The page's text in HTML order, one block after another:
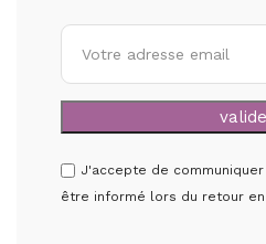
J'accepte de
être informé lors du retour